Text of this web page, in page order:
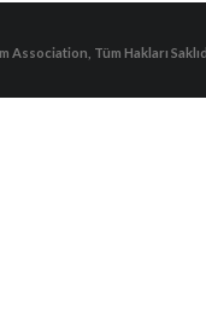
Association, Tüm Hakları